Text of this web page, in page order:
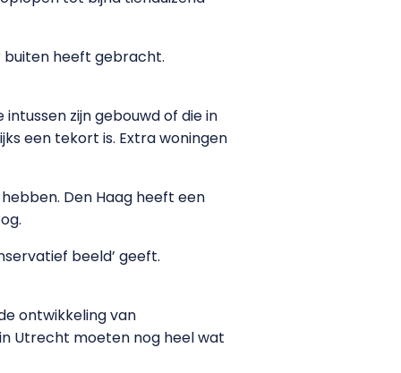
buiten heeft gebracht.
zijn gebouwd of die in
een tekort is. Extra woningen
Den Haag heeft een
beeld’ geeft.
ontwikkeling van
Utrecht moeten nog heel wat